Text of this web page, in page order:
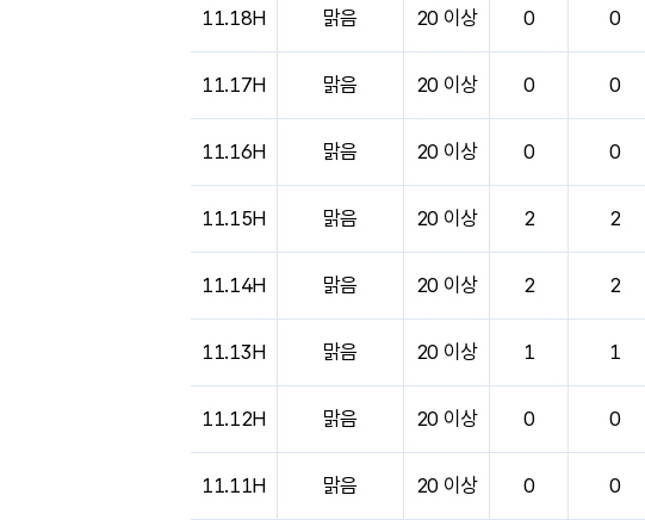
11.18H 맑음 20 이상 0 0
11.17H 맑음 20 이상 0 0
11.16H 맑음 20 이상 0 0
11.15H 맑음 20 이상 2 2
11.14H 맑음 20 이상 2 2
11.13H 맑음 20 이상 1 1
11.12H 맑음 20 이상 0 0
11.11H 맑음 20 이상 0 0